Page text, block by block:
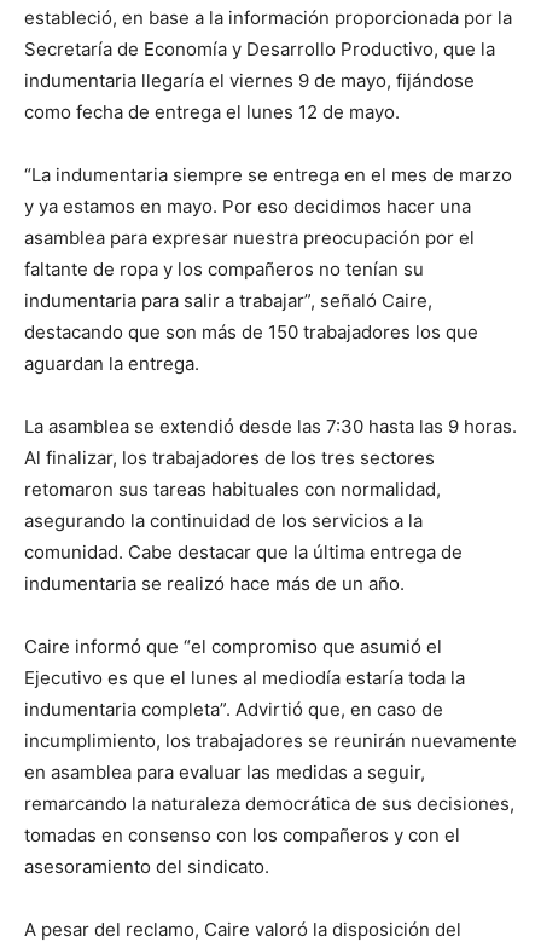
estableció, en base a la información proporcionada por la
Secretaría de Economía y Desarrollo Productivo, que la
indumentaria llegaría el viernes 9 de mayo, fijándose
como fecha de entrega el lunes 12 de mayo.
“La indumentaria siempre se entrega en el mes de marzo
y ya estamos en mayo. Por eso decidimos hacer una
asamblea para expresar nuestra preocupación por el
faltante de ropa y los compañeros no tenían su
indumentaria para salir a trabajar”, señaló Caire,
destacando que son más de 150 trabajadores los que
aguardan la entrega.
La asamblea se extendió desde las 7:30 hasta las 9 horas.
Al finalizar, los trabajadores de los tres sectores
retomaron sus tareas habituales con normalidad,
asegurando la continuidad de los servicios a la
comunidad. Cabe destacar que la última entrega de
indumentaria se realizó hace más de un año.
Caire informó que “el compromiso que asumió el
Ejecutivo es que el lunes al mediodía estaría toda la
indumentaria completa”. Advirtió que, en caso de
incumplimiento, los trabajadores se reunirán nuevamente
en asamblea para evaluar las medidas a seguir,
remarcando la naturaleza democrática de sus decisiones,
tomadas en consenso con los compañeros y con el
asesoramiento del sindicato.
A pesar del reclamo, Caire valoró la disposición del